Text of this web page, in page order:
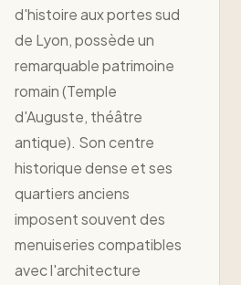
d'histoire aux portes sud
de Lyon, possède un
remarquable patrimoine
romain (Temple
d'Auguste, théâtre
antique). Son centre
historique dense et ses
quartiers anciens
imposent souvent des
menuiseries compatibles
avec l'architecture